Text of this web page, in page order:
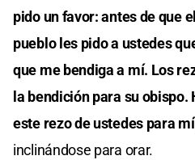
pido un favor: antes de que
pueblo les pido a ustedes
que me bendiga a mí. Los
la bendición para su
este rezo de ustedes para
inclinándose para orar.